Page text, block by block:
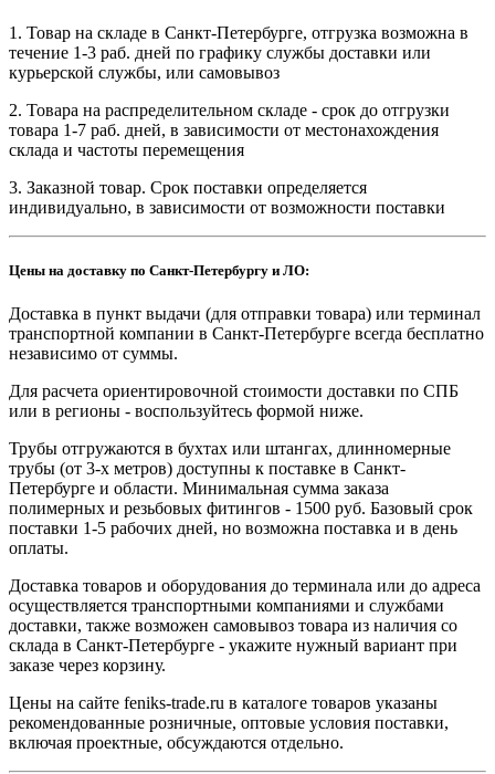
1. Товар на складе в Санкт-Петербурге, отгрузка возможна в
течение 1-3 раб. дней по графику службы доставки или
курьерской службы, или самовывоз
2. Товара на распределительном складе - срок до отгрузки
товара 1-7 раб. дней, в зависимости от местонахождения
склада и частоты перемещения
3. Заказной товар. Срок поставки определяется
индивидуально, в зависимости от возможности поставки
Цены на доставку по Санкт-Петербургу и ЛО:
Доставка в пункт выдачи (для отправки товара) или терминал
транспортной компании в Санкт-Петербурге всегда бесплатно
независимо от суммы.
Для расчета ориентировочной стоимости доставки по СПБ
или в регионы - воспользуйтесь формой ниже.
Трубы отгружаются в бухтах или штангах, длинномерные
трубы (от 3-х метров) доступны к поставке в Санкт-
Петербурге и области. Минимальная сумма заказа
полимерных и резьбовых фитингов - 1500 руб. Базовый срок
поставки 1-5 рабочих дней, но возможна поставка и в день
оплаты.
Доставка товаров и оборудования до терминала или до адреса
осуществляется транспортными компаниями и службами
доставки, также возможен самовывоз товара из наличия со
склада в Санкт-Петербурге - укажите нужный вариант при
заказе через корзину.
Цены на сайте feniks-trade.ru в каталоге товаров указаны
рекомендованные розничные, оптовые условия поставки,
включая проектные, обсуждаются отдельно.